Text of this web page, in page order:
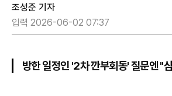
조성준 기자
입력 2026-06-02 07:37
방한 일정인 '2차 깐부회동' 질문엔 "